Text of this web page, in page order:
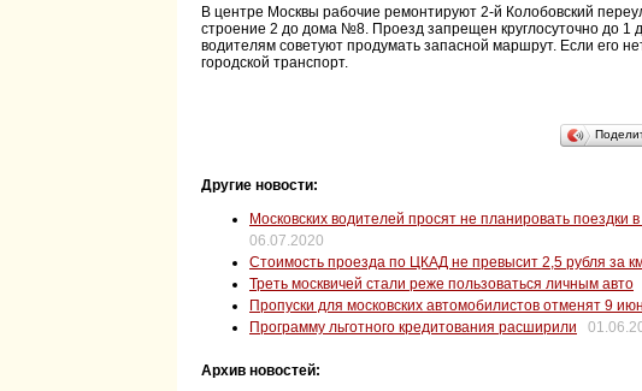
В центре Москвы рабочие ремонтируют 2-й Колобовский
строение 2 до дома №8. Проезд запрещен круглосуточно до 1
водителям советуют продумать запасной маршрут. Если его
городской транспорт.
Другие новости:
Московских водителей просят не планировать поездки
06.07.2020
Стоимость проезда по ЦКАД не превысит 2,5 рубля за
Треть москвичей стали реже пользоваться личным авто
Пропуски для московских автомобилистов отменят 9
Программу льготного кредитования расширили
Архив новостей: